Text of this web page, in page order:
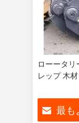
ローータリ
レップ 木
最も